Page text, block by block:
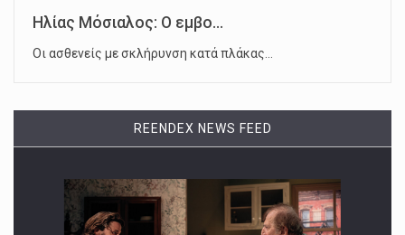
Ηλίας Μόσιαλος: Ο εμβο...
Οι ασθενείς με σκλήρυνση κατά πλάκας…
REENDEX NEWS FEED